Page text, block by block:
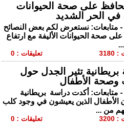
على صحة الحيوانات
في الحر الشديد
- متابعات: نستعرض لكم بعض النصائح
صحة الحيوانات الأليفة مع ارتفاع
تعليقات : 0
تثير الجدل حول
وصحة الأطفال
- متابعات: أكدت دراسة بريطانية
الأطفال الذين يعيشون في وجود كلب
من ...
تعليقات : 0